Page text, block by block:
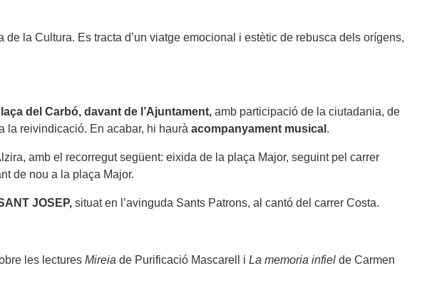
la Cultura. Es tracta d’un viatge emocional i estètic de rebusca dels orígens,
del Carbó, davant de l’Ajuntament, amb participació de la ciutadania, de
la reivindicació. En acabar, hi haurà acompanyament musical .
amb el recorregut següent: eixida de la plaça Major, seguint pel carrer
de nou a la plaça Major.
JOSEP, situat en l’avinguda Sants Patrons, al cantó del carrer Costa.
les lectures Mireia de Purificació Mascarell i La memoria infielde Carmen